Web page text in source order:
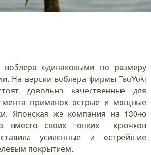
одинаковыми по размеру
На версии воблера фирмы TsuYoki
довольно качественные для
приманок острые и мощные
Японская же компания на 130-ю
вместо своих тонких крючков
усиленные и острейшие
покрытием.